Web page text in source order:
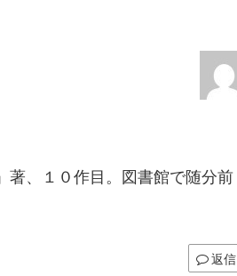
、１０作目。図書館で随分前
返信